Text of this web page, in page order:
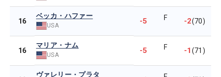
16
ベッカ・ハファー
USA -5 F -2(70)
16
マリア・ナム
USA -5 F -1(71)
ヴァレリー・プラタ